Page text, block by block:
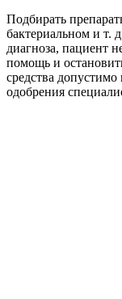
Подбирать
бактериальном и т.
диагноза, пациент
помощь и
средства допустимо
одобрения